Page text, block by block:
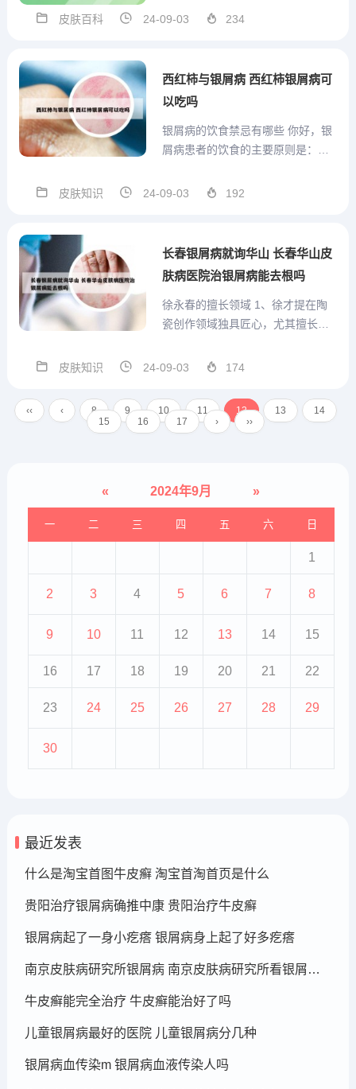
激性食物和富含维生素C的食物要少
C），因此可以适量吃点。2、日常
皮肤百科 24-09-03 234
西红柿与银屑病 西红柿银屑病可
以吃吗
银屑病的饮食禁忌有哪些 你好，银
屑病患者的饮食的主要原则是：忌
类：银屑病患者忌吃如生姜、芫
果、梨、香蕉、橙子等新鲜绿叶蔬
癣患...
皮肤知识 24-09-03 192
长春银屑病就询华山 长春华山皮
肤病医院治银屑病能去根吗
徐永春的擅长领域 1、徐才提在陶
瓷创作领域独具匠心，尤其擅长捏
的作品以新颖别致的技法，生动传
富含深意的内涵著称。他特别擅长
表现传统历史人物和花卉瓜果，多
皮肤知识 24-09-03 174
‹‹ ‹ 8 9 10 11 12 13
14
15
16 17 › ››
« 2024年9月 »
一 二 三 四 五 六 日
1
2 3 4 5 6 7 8
9 10 11 12 13 14 15
16 17 18 19 20 21 22
23 24 25 26 27 28 29
30
最近发表
什么是淘宝首图牛皮癣 淘宝首淘首页是什么
贵阳治疗银屑病确推中康 贵阳治疗牛皮癣
银屑病起了一身小疙瘩 银屑病身上起了好多疙瘩
南京皮肤病研究所银屑病 南京皮肤病研究所看银屑病哪个医生厉害
牛皮癣能完全治疗 牛皮癣能治好了吗
儿童银屑病最好的医院 儿童银屑病分几种
银屑病血传染m 银屑病血液传染人吗